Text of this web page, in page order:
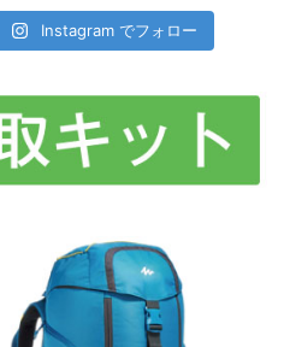
Instagram でフォロー